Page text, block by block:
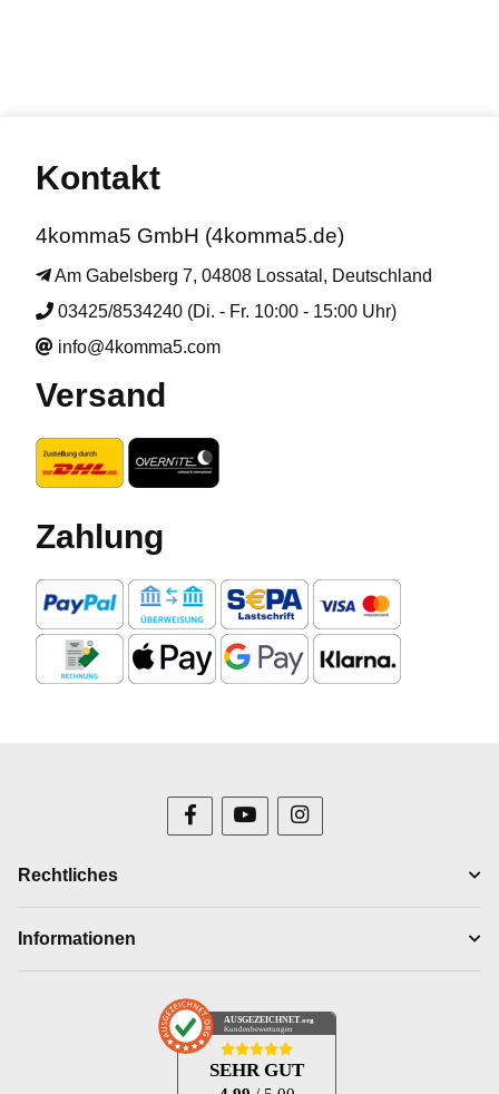
Kontakt
4komma5 GmbH (4komma5.de)
Am Gabelsberg 7, 04808 Lossatal, Deutschland
03425/8534240 (Di. - Fr. 10:00 - 15:00 Uhr)
info@4komma5.com
Versand
Zahlung
Rechtliches
Informationen
AUSGEZEICHNET .org
Kundenbewertungen
SEHR GUT